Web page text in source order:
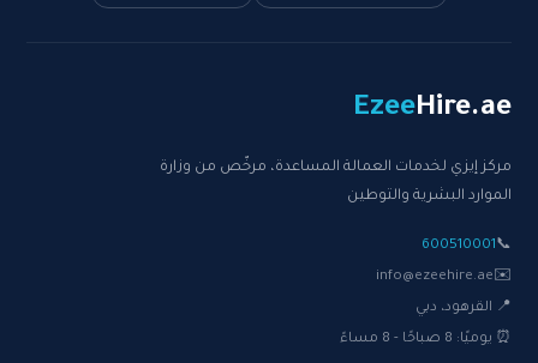
EzeeHire.ae
مركز إيزي لخدمات العمالة المساعدة، مرخّص من وزارة
الموارد البشرية والتوطين
📞
600510001
✉️
info@ezeehire.ae
📍 القرهود، دبي
⏰ يوميًا: 8 صباحًا - 8 مساءً